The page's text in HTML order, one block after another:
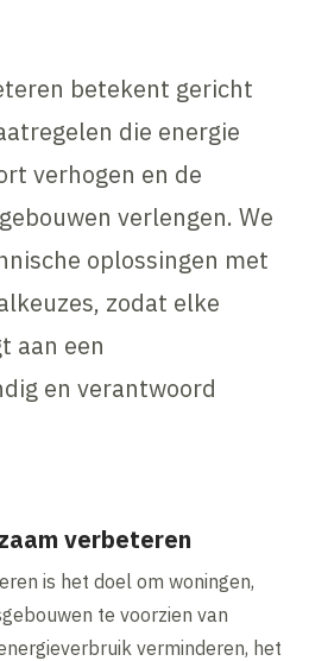
betekent gericht
die energie
verhogen en de
verlengen. We
oplossingen met
zodat elke
aan een
en verantwoord
verbeteren
is het doel om woningen,
te voorzien van
verminderen, het